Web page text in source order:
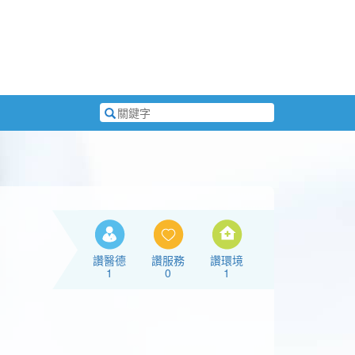
搜
尋
讚醫德
1
讚服務
0
讚環境
1